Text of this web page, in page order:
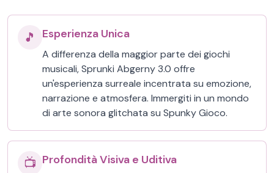
🎵 Esperienza Unica
A differenza della maggior parte dei giochi
musicali, Sprunki Abgerny 3.0 offre
un'esperienza surreale incentrata su emozione,
narrazione e atmosfera. Immergiti in un mondo
di arte sonora glitchata su Spunky Gioco.
📺 Profondità Visiva e Uditiva